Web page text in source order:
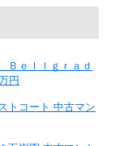
ｅｌｌｇｒａｄ
円
トコート 中古マン